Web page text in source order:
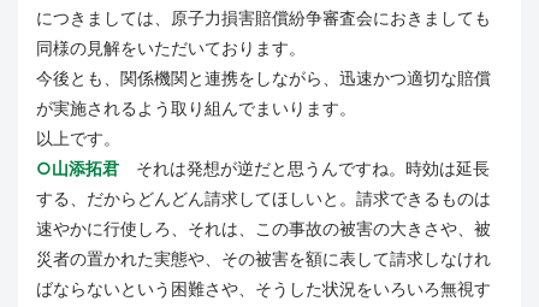
につきましては、原子力損害賠償紛争審査会におきましても
同様の見解をいただいております。
今後とも、関係機関と連携をしながら、迅速かつ適切な賠償
が実施されるよう取り組んでまいります。
以上です。
○山添拓君 それは発想が逆だと思うんですね。時効は延長
する、だからどんどん請求してほしいと。請求できるものは
速やかに行使しろ、それは、この事故の被害の大きさや、被
災者の置かれた実態や、その被害を額に表して請求しなけれ
ばならないという困難さや、そうした状況をいろいろ無視す